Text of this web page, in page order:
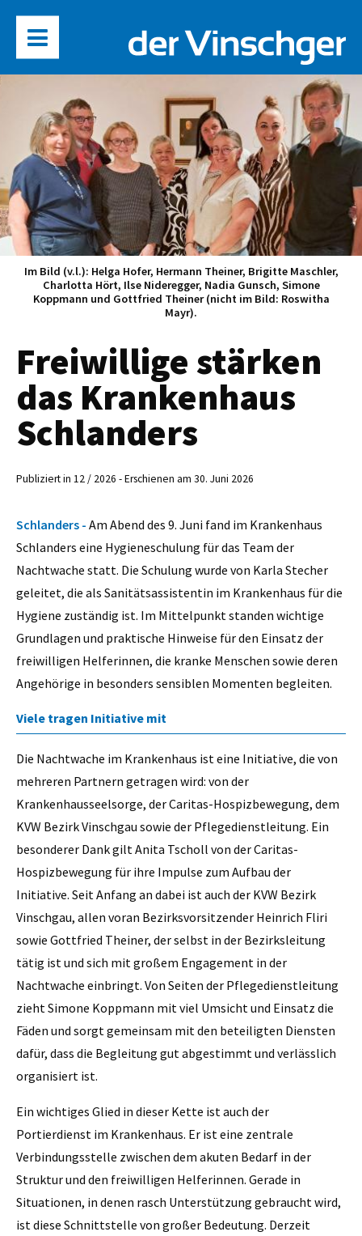
Im Bild (v.l.): Helga Hofer, Hermann Theiner, Brigitte Maschler,
Charlotta Hört, Ilse Nideregger, Nadia Gunsch, Simone
Koppmann und Gottfried Theiner (nicht im Bild: Roswitha
Mayr).
Freiwillige stärken
das Krankenhaus
Schlanders
Publiziert in 12 / 2026 - Erschienen am 30. Juni 2026
Schlanders - Am Abend des 9. Juni fand im Krankenhaus
Schlanders eine Hygieneschulung für das Team der
Nachtwache statt. Die Schulung wurde von Karla Stecher
geleitet, die als Sanitätsassistentin im Krankenhaus für die
Hygiene zuständig ist. Im Mittelpunkt standen wichtige
Grundlagen und praktische Hinweise für den Einsatz der
freiwilligen Helferinnen, die kranke Menschen sowie deren
Angehörige in besonders sensiblen Momenten begleiten.
Viele tragen Initiative mit
Die Nachtwache im Krankenhaus ist eine Initiative, die von
mehreren Partnern getragen wird: von der
Krankenhausseelsorge, der Caritas-Hospizbewegung, dem
KVW Bezirk Vinschgau sowie der Pflegedienstleitung. Ein
besonderer Dank gilt Anita Tscholl von der Caritas-
Hospizbewegung für ihre Impulse zum Aufbau der
Initiative. Seit Anfang an dabei ist auch der KVW Bezirk
Vinschgau, allen voran Bezirksvorsitzender Heinrich Fliri
sowie Gottfried Theiner, der selbst in der Bezirksleitung
tätig ist und sich mit großem Engagement in der
Nachtwache einbringt. Von Seiten der Pflegedienstleitung
zieht Simone Koppmann mit viel Umsicht und Einsatz die
Fäden und sorgt gemeinsam mit den beteiligten Diensten
dafür, dass die Begleitung gut abgestimmt und verlässlich
organisiert ist.
Ein wichtiges Glied in dieser Kette ist auch der
Portierdienst im Krankenhaus. Er ist eine zentrale
Verbindungsstelle zwischen dem akuten Bedarf in der
Struktur und den freiwilligen Helferinnen. Gerade in
Situationen, in denen rasch Unterstützung gebraucht wird,
ist diese Schnittstelle von großer Bedeutung. Derzeit